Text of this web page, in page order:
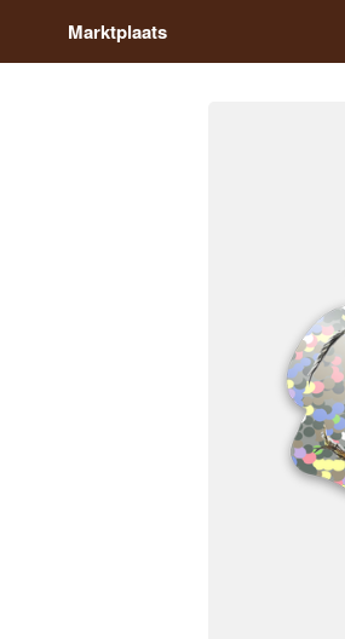
Marktplaats